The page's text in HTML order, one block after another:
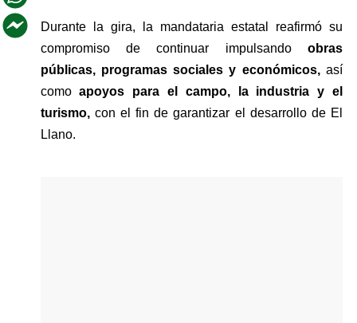
Durante la gira, la mandataria estatal reafirmó su
compromiso de continuar impulsando obras
públicas, programas sociales y económicos, así
como apoyos para el campo, la industria y el
turismo, con el fin de garantizar el desarrollo de El
Llano.